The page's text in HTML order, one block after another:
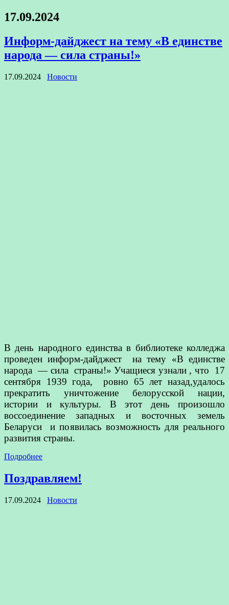
17.09.2024
Информ-дайджест на тему «В единстве
народа — сила страны!»
17.09.2024 Новости
В день народного единства в библиотеке колледжа
проведен информ-дайджест на тему «В единстве
народа — сила страны!» Учащиеся узнали , что 17
сентября 1939 года, ровно 65 лет назад,удалось
прекратить уничтожение белорусской нации,
истории и культуры. В этот день произошло
воссоединение западных и восточных земель
Беларуси и появилась возможность для реального
развития страны.
Подробнее
Поздравляем!
17.09.2024 Новости